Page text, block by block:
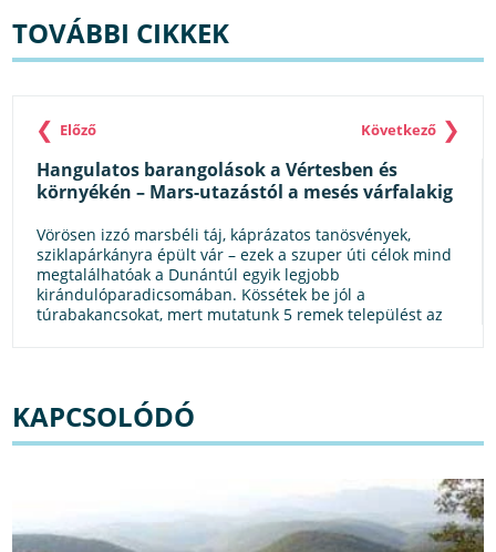
TOVÁBBI CIKKEK
Hangulatos barangolások a Vértesben és
környékén – Mars-utazástól a mesés várfalakig
Vörösen izzó marsbéli táj, káprázatos tanösvények,
sziklapárkányra épült vár – ezek a szuper úti célok mind
megtalálhatóak a Dunántúl egyik legjobb
kirándulóparadicsomában. Kössétek be jól a
túrabakancsokat, mert mutatunk 5 remek települést az
❮ Előző Következő ❯
KAPCSOLÓDÓ